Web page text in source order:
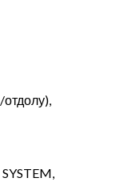
отдолу),